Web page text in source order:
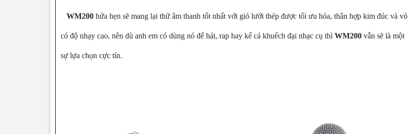
WM200 hứa hẹn sẽ mang lại thứ âm thanh tốt nhất với giỏ lưới thép được tối ưu hóa, thân hợp kim đúc và vỏ
có độ nhạy cao, nên dù anh em có dùng nó để hát, rap hay kể cả khuếch đại nhạc cụ thì WM200 vẫn sẽ là một
sự lựa chọn cực tín.